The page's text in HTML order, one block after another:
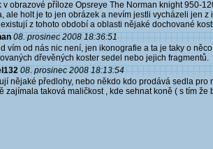
v obrazové příloze Opsreye The Norman knight 950-
ale holt je to jen obrázek a nevím jestli vycházeli jen
z tohoto období a oblasti nějaké dochované
08. prosinec 2008 18:36:51
vím od nás nic není, jen ikonografie a ta je taky o
dřevěných koster sedel nebo jejich fragmentů.
08. prosinec 2008 18:13:54
nějaké předlohy, nebo někdo kdo prodává sedla
zajímala taková maličkost , kde sehnat koně ( s tím že